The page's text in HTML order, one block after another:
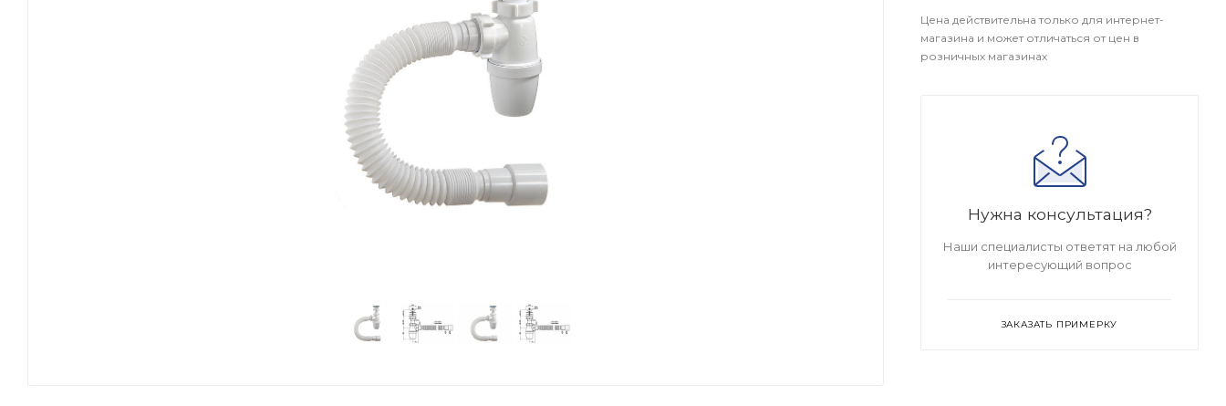
Цена действительна только для интернет-
магазина и может отличаться от цен в
розничных магазинах
Нужна консультация?
Наши специалисты ответят на любой
интересующий вопрос
ЗАКАЗАТЬ ПРИМЕРКУ